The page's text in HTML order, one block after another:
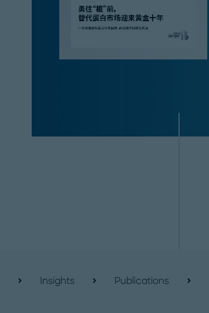
Insights Publications